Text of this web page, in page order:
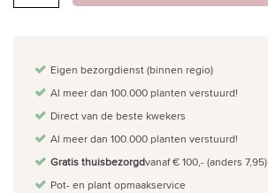
Eigen bezorgdienst (binnen regio)
Al meer dan 100.000 planten verstuurd!
Direct van de beste kwekers
Al meer dan 100.000 planten verstuurd!
Gratis thuisbezorgdvanaf € 100,- (anders 7,95)
Pot- en plant opmaakservice